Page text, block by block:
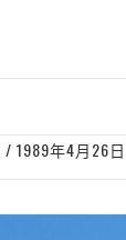
1989年4月26